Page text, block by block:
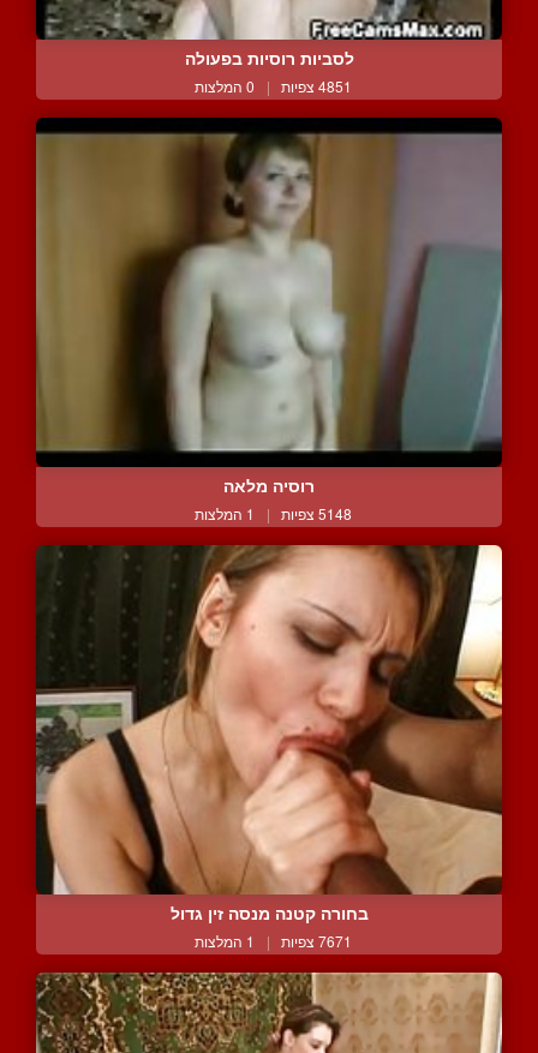
לסביות רוסיות בפעולה
4851 צפיות | 0 המלצות
רוסיה מלאה
5148 צפיות | 1 המלצות
בחורה קטנה מנסה זין גדול
7671 צפיות | 1 המלצות